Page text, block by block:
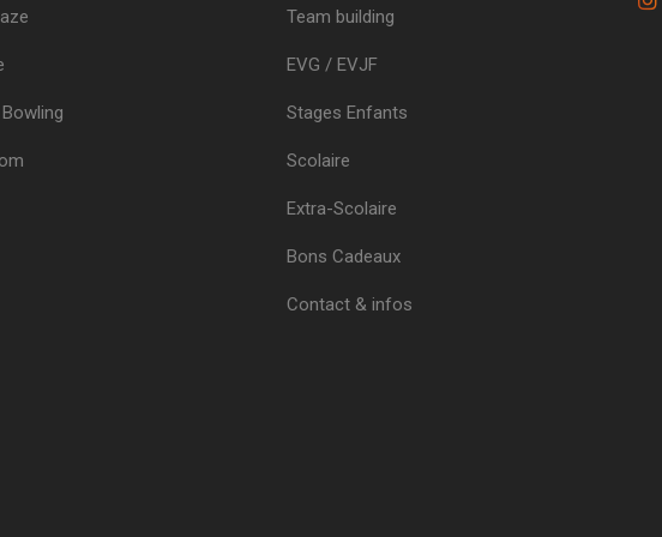
Team building
EVG / EVJF
Stages Enfants
Scolaire
Extra-Scolaire
Bons Cadeaux
Contact & infos